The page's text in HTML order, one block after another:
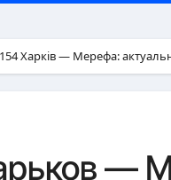
механизм
лица,
Харків — Мерефа:
—